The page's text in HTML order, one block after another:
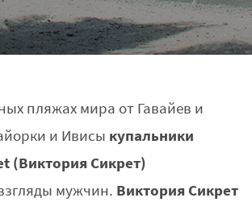
пляжах мира от Гавайев и
и Ивисы купальники
(Виктория Сикрет)
мужчин. Виктория Сикрет